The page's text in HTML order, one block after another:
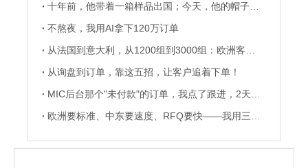
十年前，他带着一箱样品出国；今天，他的帽子戴在40国街头
不熬夜，我用AI拿下120万订单
从法国到意大利，从1200组到3000组：欧洲客户主动续签3年？
从询盘到订单，靠这五招，让客户追着下单！
MIC后台那个"未付款"的订单，我点了跟进，2天后成交了
欧洲要标准、中东要速度、RFQ要快——我用三套打法拿下欧美中东订单